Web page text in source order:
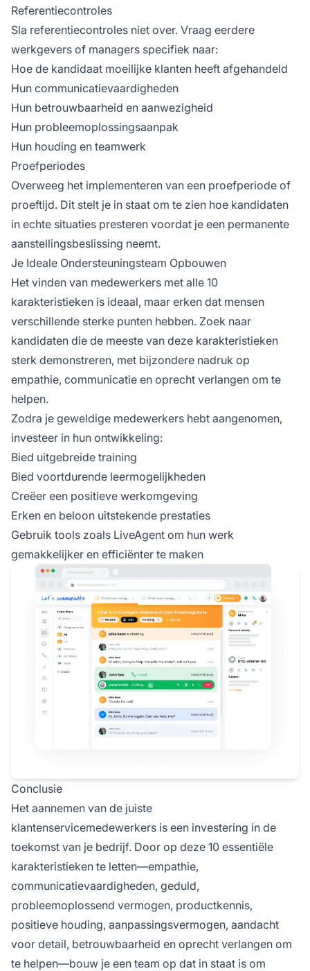
Referentiecontroles
Sla referentiecontroles niet over. Vraag eerdere
werkgevers of managers specifiek naar:
Hoe de kandidaat moeilijke klanten heeft afgehandeld
Hun communicatievaardigheden
Hun betrouwbaarheid en aanwezigheid
Hun probleemoplossingsaanpak
Hun houding en teamwerk
Proefperiodes
Overweeg het implementeren van een proefperiode of
proeftijd. Dit stelt je in staat om te zien hoe kandidaten
in echte situaties presteren voordat je een permanente
aanstellingsbeslissing neemt.
Je Ideale Ondersteuningsteam Opbouwen
Het vinden van medewerkers met alle 10
karakteristieken is ideaal, maar erken dat mensen
verschillende sterke punten hebben. Zoek naar
kandidaten die de meeste van deze karakteristieken
sterk demonstreren, met bijzondere nadruk op
empathie, communicatie en oprecht verlangen om te
helpen.
Zodra je geweldige medewerkers hebt aangenomen,
investeer in hun ontwikkeling:
Bied uitgebreide training
Bied voortdurende leermogelijkheden
Creëer een positieve werkomgeving
Erken en beloon uitstekende prestaties
Gebruik tools zoals LiveAgent om hun werk
gemakkelijker en efficiënter te maken
Conclusie
Het aannemen van de juiste
klantenservicemedewerkers is een investering in de
toekomst van je bedrijf. Door op deze 10 essentiële
karakteristieken te letten—empathie,
communicatievaardigheden, geduld,
probleemoplossend vermogen, productkennis,
positieve houding, aanpassingsvermogen, aandacht
voor detail, betrouwbaarheid en oprecht verlangen om
te helpen—bouw je een team op dat in staat is om